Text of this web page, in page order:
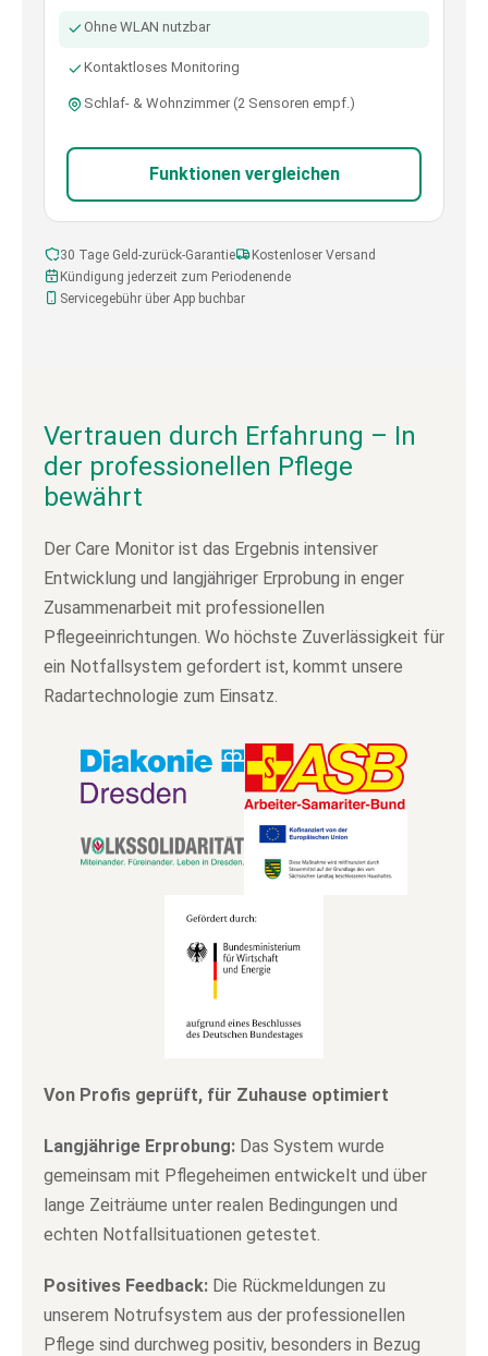
Ohne WLAN nutzbar
Kontaktloses Monitoring
Schlaf- & Wohnzimmer (2 Sensoren empf.)
Funktionen vergleichen
30 Tage Geld-zurück-Garantie
Kostenloser Versand
Kündigung jederzeit zum Periodenende
Servicegebühr über App buchbar
Vertrauen durch Erfahrung – In
der professionellen Pflege
bewährt
Der Care Monitor ist das Ergebnis intensiver
Entwicklung und langjähriger Erprobung in enger
Zusammenarbeit mit professionellen
Pflegeeinrichtungen. Wo höchste Zuverlässigkeit für
ein Notfallsystem gefordert ist, kommt unsere
Radartechnologie zum Einsatz.
Von Profis geprüft, für Zuhause optimiert
Langjährige Erprobung: Das System wurde
gemeinsam mit Pflegeheimen entwickelt und über
lange Zeiträume unter realen Bedingungen und
echten Notfallsituationen getestet.
Positives Feedback: Die Rückmeldungen zu
unserem Notrufsystem aus der professionellen
Pflege sind durchweg positiv, besonders in Bezug